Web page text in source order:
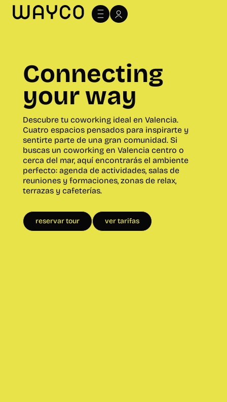
Connecting
your way
Descubre tu coworking ideal en Valencia.
Cuatro espacios pensados para inspirarte y
sentirte parte de una gran comunidad. Si
buscas un coworking en Valencia centro o
cerca del mar, aquí encontrarás el ambiente
perfecto: agenda de actividades, salas de
reuniones y formaciones, zonas de relax,
terrazas y cafeterías.
reservar tour ver tarifas